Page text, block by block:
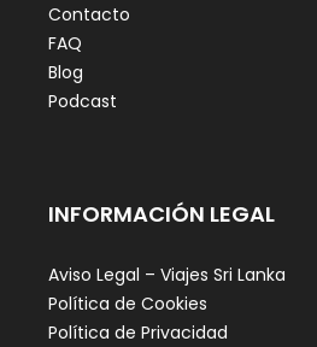
Contacto
FAQ
Blog
Podcast
INFORMACIÓN LEGAL
Aviso Legal – Viajes Sri Lanka
Política de Cookies
Política de Privacidad